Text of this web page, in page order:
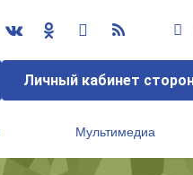
Личный кабинет
Мультимедиа